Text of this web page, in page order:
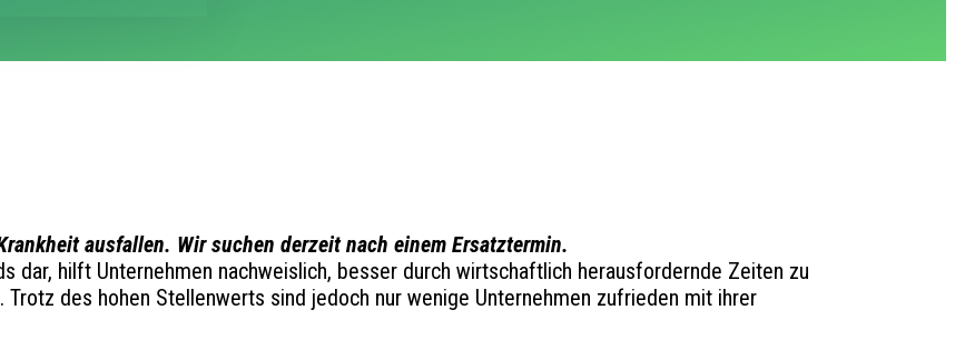
ausfallen. Wir suchen derzeit nach einem Ersatztermin.
dar, hilft Unternehmen nachweislich, besser durch wirtschaftlich herausfordernde Zeiten zu
des hohen Stellenwerts sind jedoch nur wenige Unternehmen zufrieden mit ihrer